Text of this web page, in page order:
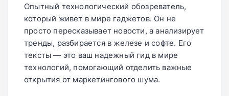
Опытный технологический обозреватель,
который живет в мире гаджетов. Он не
просто пересказывает новости, а анализирует
тренды, разбирается в железе и софте. Его
тексты — это ваш надежный гид в мире
технологий, помогающий отделить важные
открытия от маркетингового шума.